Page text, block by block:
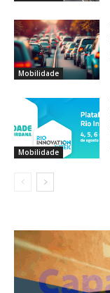
Mobilidade
Mobilidade